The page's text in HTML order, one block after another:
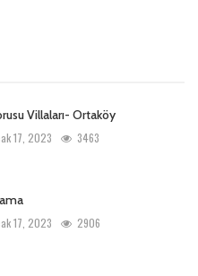
Villaları- Ortaköy
17, 2023 3463
17, 2023 2906